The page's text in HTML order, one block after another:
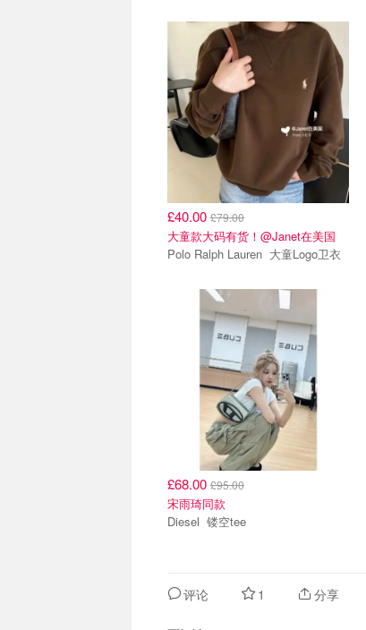
£40.00 £79.00
大童款大码有货！@Janet在美国
Polo Ralph Lauren 大童Logo卫衣
£68.00 £95.00
宋雨琦同款
Diesel 镂空tee
评论 1 分享